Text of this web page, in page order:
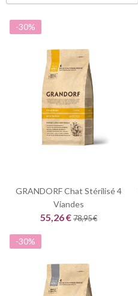
-30%
GRANDORF Chat Stérilisé 4
Viandes
55,26 €78,95 €
-30%